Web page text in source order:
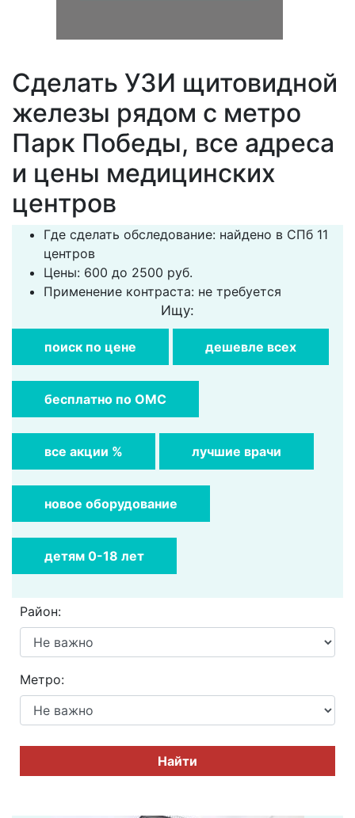
Сделать УЗИ щитовидной
железы рядом с метро
Парк Победы, все адреса
и цены медицинских
центров
Где сделать обследование: найдено в СПб 11
центров
Цены: 600 до 2500 руб.
Применение контраста: не требуется
Ищу:
поиск по цене дешевле всех
бесплатно по ОМС
все акции % лучшие врачи
новое оборудование
детям 0-18 лет
Район:
Метро:
Найти